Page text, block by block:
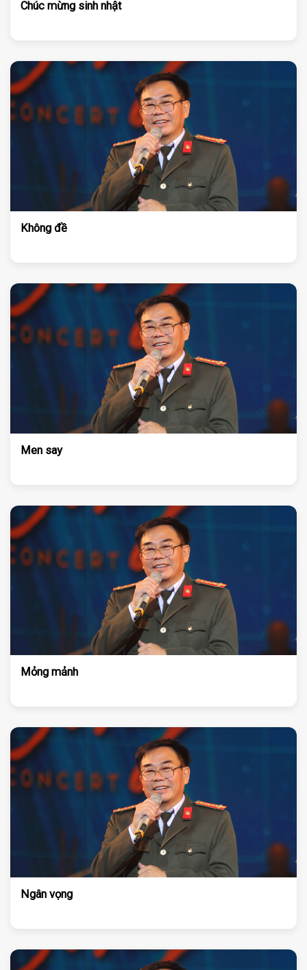
Chúc mừng sinh nhật
Không đề
Men say
Mỏng mảnh
Ngân vọng